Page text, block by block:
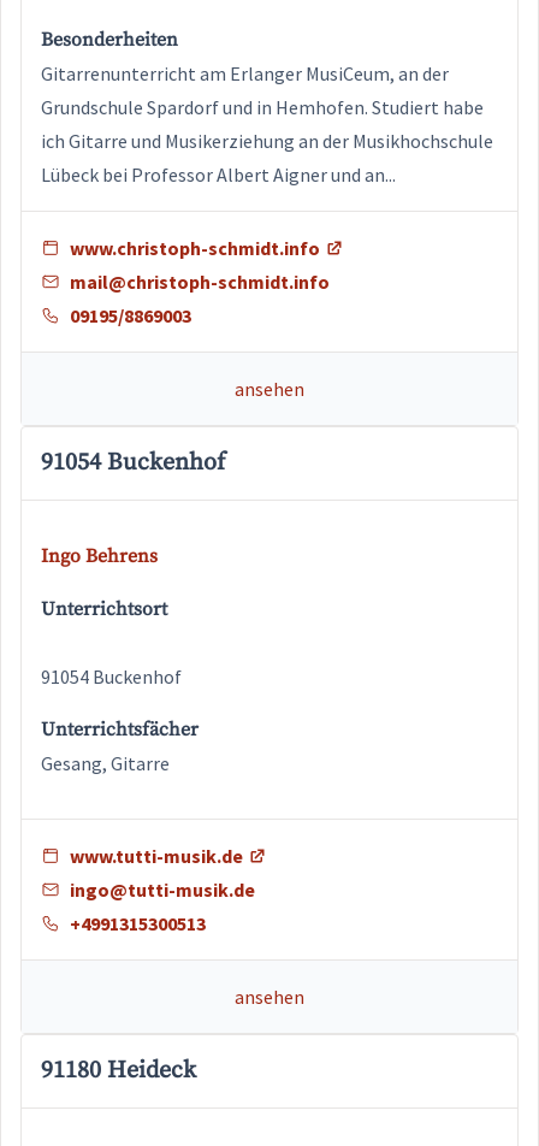
Besonderheiten
Gitarrenunterricht am Erlanger MusiCeum, an der
Grundschule Spardorf und in Hemhofen. Studiert habe
ich Gitarre und Musikerziehung an der Musikhochschule
Lübeck bei Professor Albert Aigner und an...
www.christoph-schmidt.info
mail@christoph-schmidt.info
09195/8869003
ansehen
91054 Buckenhof
Ingo Behrens
Unterrichtsort
91054 Buckenhof
Unterrichtsfächer
Gesang, Gitarre
www.tutti-musik.de
ingo@tutti-musik.de
+4991315300513
ansehen
91180 Heideck